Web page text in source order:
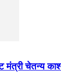
मंत्री चेतन्य